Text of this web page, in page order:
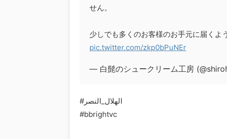
せん。
少しでも多くのお客様のお手元に届く
pic.twitter.com/zkp0bPuNEr
— 白髭のシュークリーム工房
#الهلال_النصر
#bbrightvc